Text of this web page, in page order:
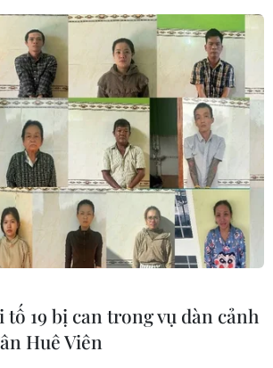
MỤC
khí: Phân cấp,
tố 19 bị can trong vụ dàn cảnh
Huê Viên